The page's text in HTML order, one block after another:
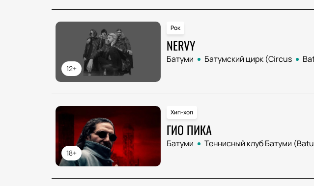
12+
Рок
NERVY
Батуми Батумский цирк (Circus
18+
Хип-хоп
ГИО ПИКА
Батуми Теннисный клуб Батуми